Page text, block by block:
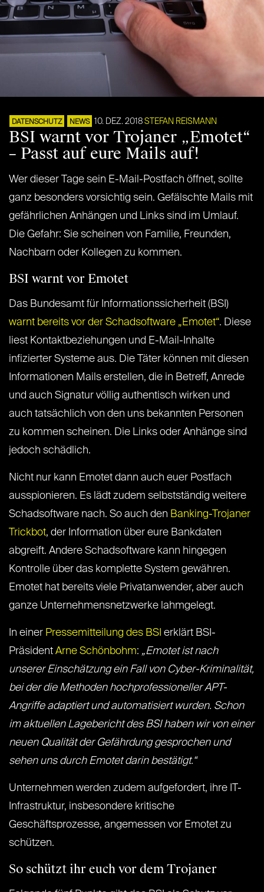
DATENSCHUTZ NEWS 10. DEZ. 2018 STEFAN REISMANN
BSI warnt vor Trojaner „Emotet“
– Passt auf eure Mails auf!
Wer dieser Tage sein E-Mail-Postfach öffnet, sollte
ganz besonders vorsichtig sein. Gefälschte Mails mit
gefährlichen Anhängen und Links sind im Umlauf.
Die Gefahr: Sie scheinen von Familie, Freunden,
Nachbarn oder Kollegen zu kommen.
BSI warnt vor Emotet
Das Bundesamt für Informationssicherheit (BSI)
warnt bereits vor der Schadsoftware „Emotet“. Diese
liest Kontaktbeziehungen und E-Mail-Inhalte
infizierter Systeme aus. Die Täter können mit diesen
Informationen Mails erstellen, die in Betreff, Anrede
und auch Signatur völlig authentisch wirken und
auch tatsächlich von den uns bekannten Personen
zu kommen scheinen. Die Links oder Anhänge sind
jedoch schädlich.
Nicht nur kann Emotet dann auch euer Postfach
ausspionieren. Es lädt zudem selbstständig weitere
Schadsoftware nach. So auch den Banking-Trojaner
Trickbot, der Information über eure Bankdaten
abgreift. Andere Schadsoftware kann hingegen
Kontrolle über das komplette System gewähren.
Emotet hat bereits viele Privatanwender, aber auch
ganze Unternehmensnetzwerke lahmgelegt.
In einer Pressemitteilung des BSI erklärt BSI-
Präsident Arne Schönbohm: „Emotet ist nach
unserer Einschätzung ein Fall von Cyber-Kriminalität,
bei der die Methoden hochprofessioneller APT-
Angriffe adaptiert und automatisiert wurden. Schon
im aktuellen Lagebericht des BSI haben wir von einer
neuen Qualität der Gefährdung gesprochen und
sehen uns durch Emotet darin bestätigt.“
Unternehmen werden zudem aufgefordert, ihre IT-
Infrastruktur, insbesondere kritische
Geschäftsprozesse, angemessen vor Emotet zu
schützen.
So schützt ihr euch vor dem Trojaner